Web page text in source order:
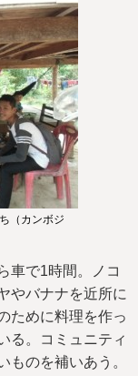
（カンボジ
車で1時間。ノコ
やバナナを近所に
ために料理を作っ
る。コミュニティ
ものを補いあう。